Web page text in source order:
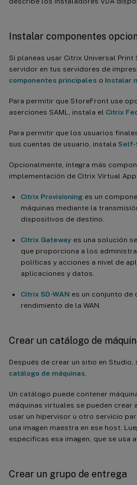
Instalar componentes
Si planeas usar Citrix Universal
servidor en tus servidores de
componentes principales o Instalar
Para permitir que StoreFront use
aserciones SAML, instala el Citrix
Para permitir que los usuarios
sus cuentas de usuario, instala Self-
Opcionalmente, integra más
implementación de Citrix Virtual
Citrix Provisioning es un
máquinas mediante la
dispositivos de destino.
Citrix Gateway es una solución
que proporciona a los
políticas y acciones a nivel de
aplicaciones y datos.
Citrix SD-WAN es un conjunto de
rendimiento de la WAN.
Crear un catálogo de
Después de crear un sitio en Studio,
catálogo de máquinas
Un catálogo puede contener
máquinas virtuales se pueden crear
usar un hipervisor u otro servicio
una imagen maestra en ese host.
especificas esa imagen, que se usa
Crear un grupo de entrega